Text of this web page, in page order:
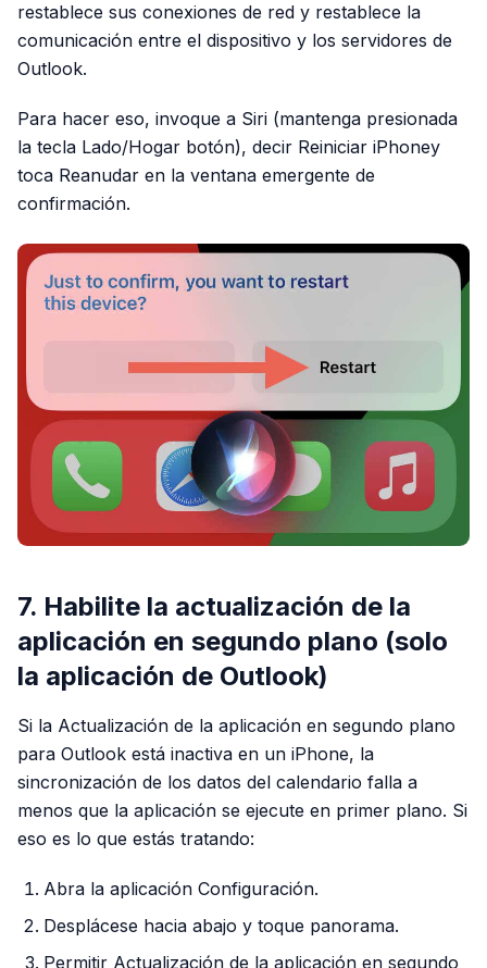
restablece sus conexiones de red y restablece la
comunicación entre el dispositivo y los servidores de
Outlook.
Para hacer eso, invoque a Siri (mantenga presionada
la tecla Lado/Hogar botón), decir Reiniciar iPhoney
toca Reanudar en la ventana emergente de
confirmación.
7. Habilite la actualización de la
aplicación en segundo plano (solo
la aplicación de Outlook)
Si la Actualización de la aplicación en segundo plano
para Outlook está inactiva en un iPhone, la
sincronización de los datos del calendario falla a
menos que la aplicación se ejecute en primer plano. Si
eso es lo que estás tratando:
Abra la aplicación Configuración.
Desplácese hacia abajo y toque panorama.
Permitir Actualización de la aplicación en segundo